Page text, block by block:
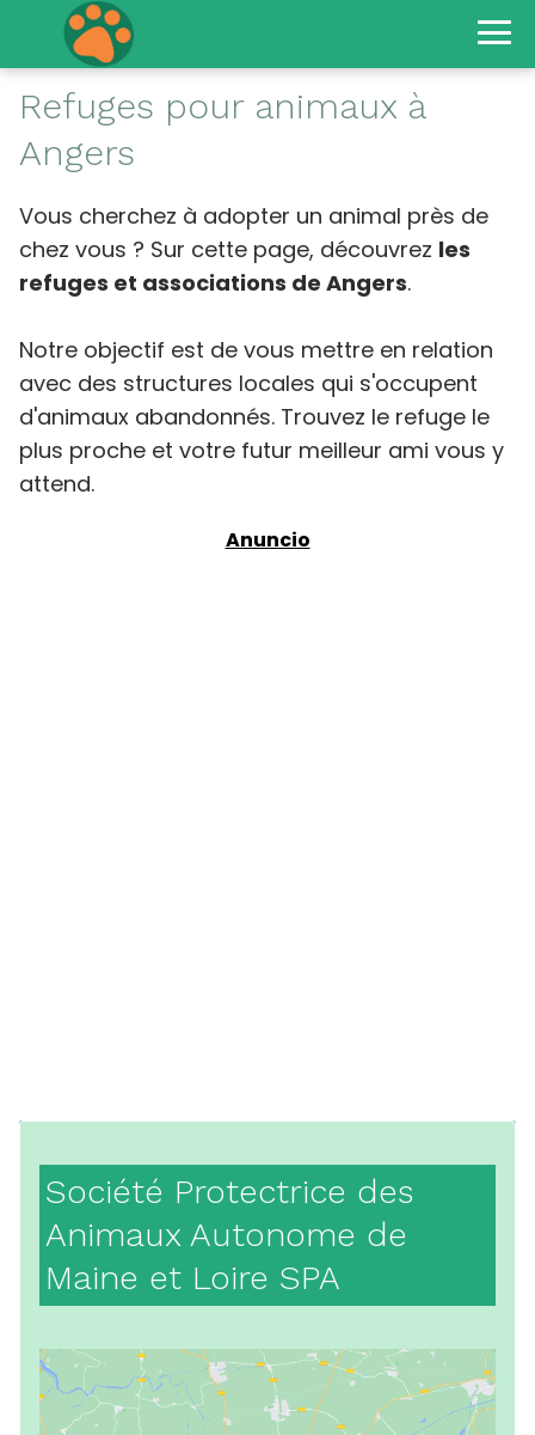
Refuges pour animaux à
Angers
Vous cherchez à adopter un animal près de
chez vous ? Sur cette page, découvrez les
refuges et associations de Angers.
Notre objectif est de vous mettre en relation
avec des structures locales qui s'occupent
d'animaux abandonnés. Trouvez le refuge le
plus proche et votre futur meilleur ami vous y
attend.
Société Protectrice des
Animaux Autonome de
Maine et Loire SPA